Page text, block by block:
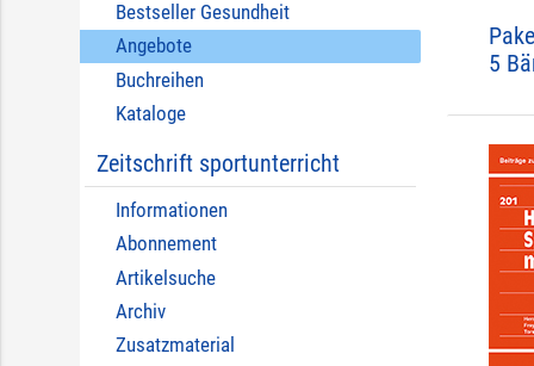
Bestseller Gesundheit
Angebote
Buchreihen
Kataloge
Zeitschrift sportunterricht
Informationen
Abonnement
Artikelsuche
Archiv
Zusatzmaterial
5